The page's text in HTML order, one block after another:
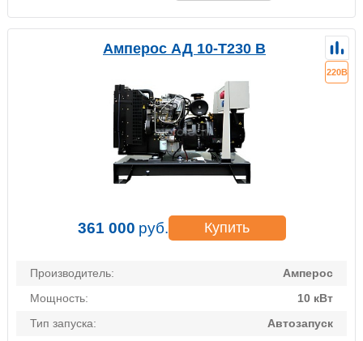
Амперос АД 10-Т230 B
220В
361 000 руб. Купить
Производитель:
Амперос
Мощность:
10 кВт
Тип запуска:
Автозапуск